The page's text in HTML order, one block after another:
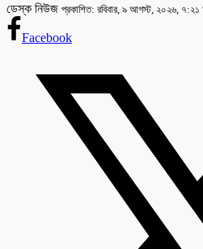
ডেস্ক নিউজ প্রকাশিত: রবিবার, ৯ আগস্ট, ২০২৬, ৭:২১
Facebook